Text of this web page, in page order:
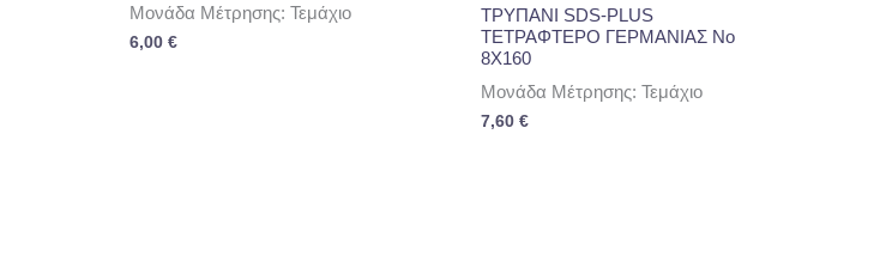
Μονάδα Μέτρησης: Τεμάχιο
6,00 €
ΤΡΥΠΑΝΙ SDS-PLUS
ΤΕΤΡΑΦΤΕΡΟ ΓΕΡΜΑΝΙΑΣ No
8Χ160
Μονάδα Μέτρησης: Τεμάχιο
7,60€